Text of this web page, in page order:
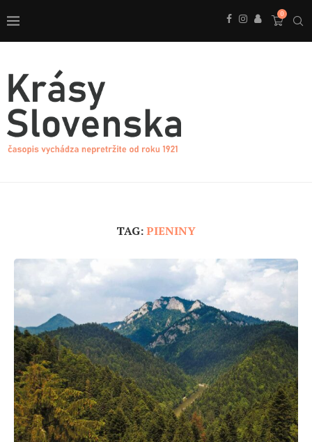
0
TAG:PIENINY